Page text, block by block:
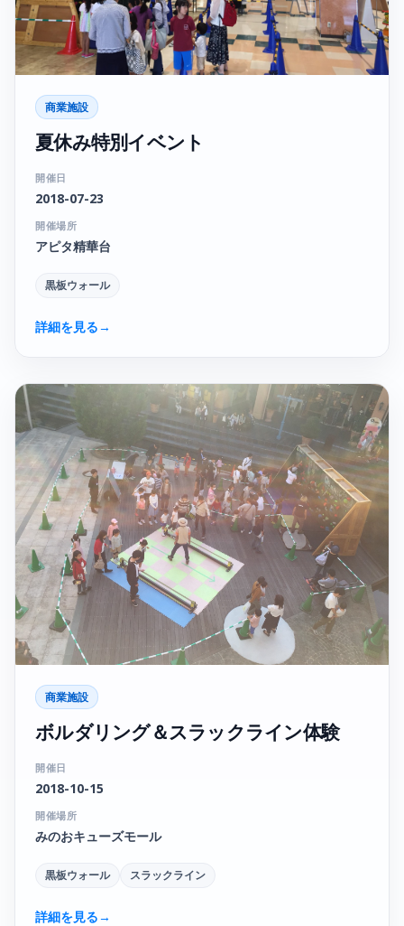
商業施設
夏休み特別イベント
開催日
2018-07-23
開催場所
アピタ精華台
黒板ウォール
詳細を見る→
商業施設
ボルダリング＆スラックライン体験
開催日
2018-10-15
開催場所
みのおキューズモール
黒板ウォール スラックライン
詳細を見る→